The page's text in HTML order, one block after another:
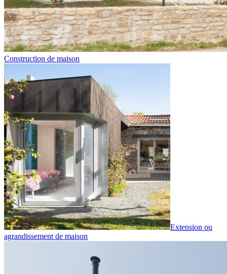
Construction de maison
Extension ou
agrandissement de maison